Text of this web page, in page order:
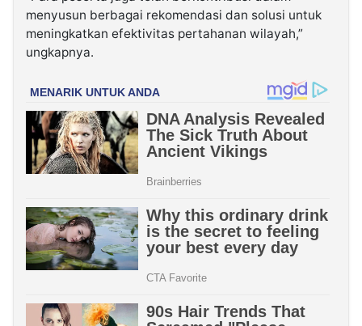
menyusun berbagai rekomendasi dan solusi untuk
meningkatkan efektivitas pertahanan wilayah,”
ungkapnya.